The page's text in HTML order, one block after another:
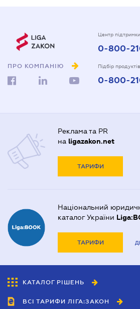
ПРО КОМПАНІЮ
Центр
0-800-
Підбір
0-800-
Реклама та PR
на ligazakon.net
ТАРИФИ
Національний
каталог України
ТАРИФИ
КАТАЛОГ РІШЕНЬ
ВСІ ТАРИФИ ЛІГА:ЗАКОН